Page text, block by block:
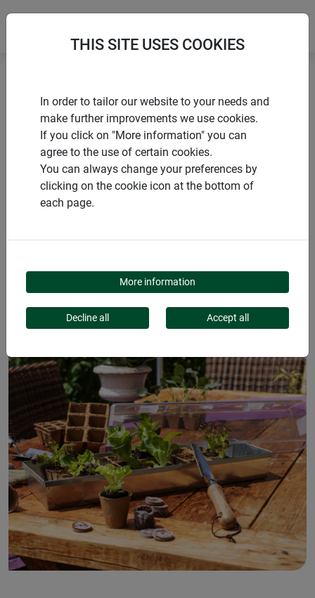
Accueil Serres Bac à semis galvanisé
PRODUITS
BAC À SEMIS
THIS SITE USES COOKIES
In order to tailor our website to your needs and
make further improvements we use cookies.
If you click on "More information" you can
agree to the use of certain cookies.
You can always change your preferences by
clicking on the cookie icon at the bottom of
each page.
More information
Decline all Accept all